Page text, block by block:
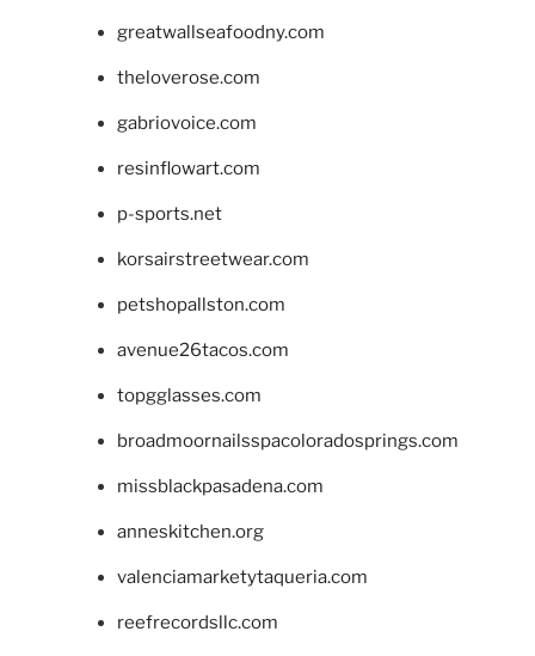
greatwallseafoodny.com
theloverose.com
gabriovoice.com
resinflowart.com
p-sports.net
korsairstreetwear.com
petshopallston.com
avenue26tacos.com
topgglasses.com
broadmoornailsspacoloradosprings.com
missblackpasadena.com
anneskitchen.org
valenciamarketytaqueria.com
reefrecordsllc.com